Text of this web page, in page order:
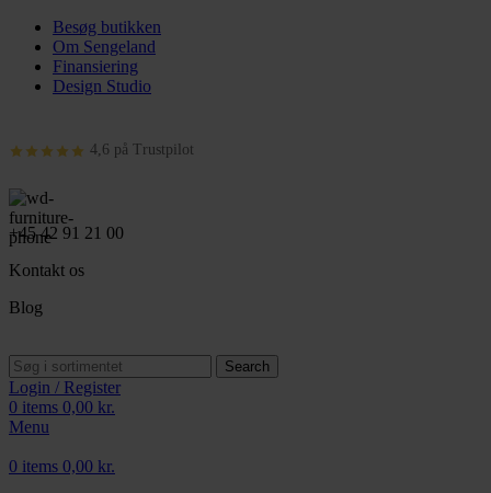
Besøg butikken
Om Sengeland
Finansiering
Design Studio
4,6 på Trustpilot
+45 42 91 21 00
Kontakt os
Blog
Search
Login / Register
0 items 0,00 kr.
Menu
0 items 0,00 kr.